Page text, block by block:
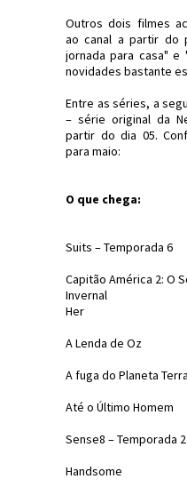
Outros dois filmes
ao canal a partir do
jornada para casa" e
novidades bastante
Entre as séries, a
– série original da
partir do dia 05.
para maio:
O que chega:
Suits – Temporada 6
Capitão América 2: O
Invernal
Her
A Lenda de Oz
A fuga do Planeta Terra
Até o Último Homem
Sense8 – Temporada 2
Handsome